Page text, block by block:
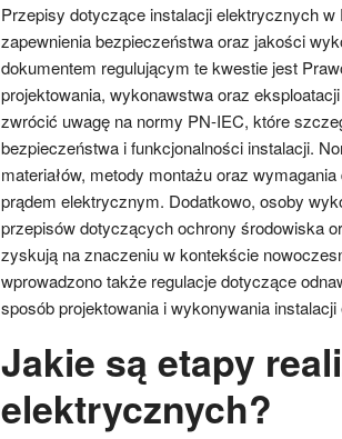
Przepisy dotyczące instalacji elektrycznych
zapewnienia bezpieczeństwa oraz jakości
dokumentem regulującym te kwestie jest
projektowania, wykonawstwa oraz
zwrócić uwagę na normy PN-IEC, które
bezpieczeństwa i funkcjonalności instalacji.
materiałów, metody montażu oraz
prądem elektrycznym. Dodatkowo, osoby
przepisów dotyczących ochrony środowiska
zyskują na znaczeniu w kontekście
wprowadzono także regulacje dotyczące
sposób projektowania i wykonywania
Jakie są etapy
elektrycznych?